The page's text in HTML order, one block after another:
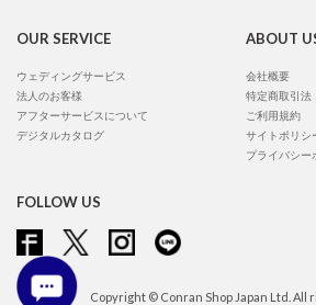
OUR SERVICE
ウェディングサービス
法人のお客様
アフターサービスについて
デジタルカタログ
ABOUT
会社概要
特定商取引法
ご利用規約
サイトポリシ
プライバシー
FOLLOW US
Copyright © Conran Shop Japan Ltd. All